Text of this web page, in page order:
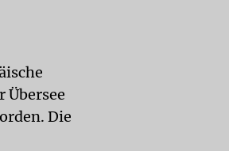
Übersee
Die